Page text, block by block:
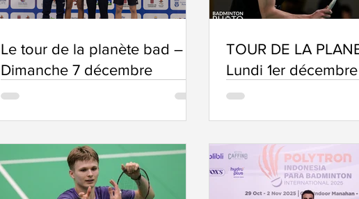
Le tour de la planète bad –
Dimanche 7 décembre
TOUR DE LA
Lundi 1er décembre